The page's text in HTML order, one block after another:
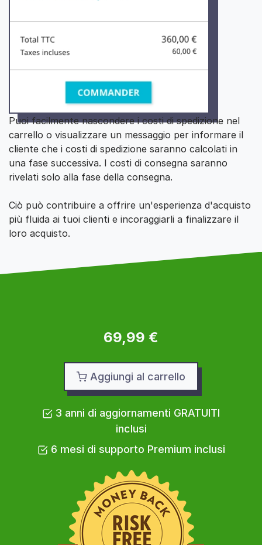
Puoi facilmente nascondere i costi di spedizione nel
carrello o visualizzare un messaggio per informare il
cliente che i costi di spedizione saranno calcolati in
una fase successiva. I costi di consegna saranno
rivelati solo alla fase della consegna.
Ciò può contribuire a offrire un'esperienza d'acquisto
più fluida ai tuoi clienti e incoraggiarli a finalizzare il
loro acquisto.
69,99 €
Aggiungi al carrello
3 anni di aggiornamenti GRATUITI
inclusi
6 mesi di supporto Premium inclusi